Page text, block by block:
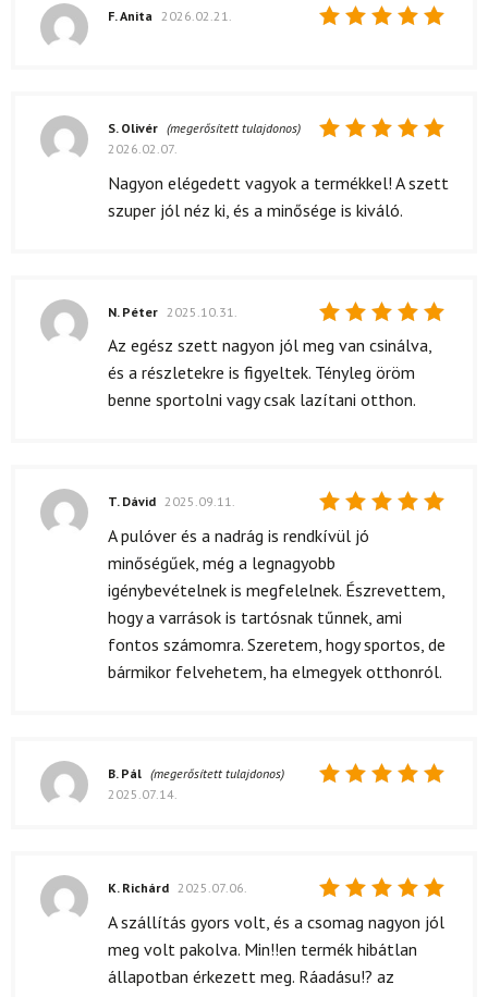
F. Anita 2026.02.21.
5/ 5
S. Olivér (megerősített tulajdonos)
2026.02.07.
Nagyon elégedett vagyok a termékkel! A szett
szuper jól néz ki, és a minősége is kiváló.
Értékelés:
5
N. Péter 2025.10.31.
Az egész szett nagyon jól meg van csinálva,
és a részletekre is figyeltek. Tényleg öröm
benne sportolni vagy csak lazítani otthon.
Értékelés:
/ 5
T. Dávid 2025.09.11.
A pulóver és a nadrág is rendkívül jó
minőségűek, még a legnagyobb
igénybevételnek is megfelelnek. Észrevettem,
hogy a varrások is tartósnak tűnnek, ami
fontos számomra. Szeretem, hogy sportos, de
bármikor felvehetem, ha elmegyek otthonról.
B. Pál (megerősített tulajdonos)
2025.07.14.
Értékelés:
/ 5
K. Richárd 2025.07.06.
A szállítás gyors volt, és a csomag nagyon jól
meg volt pakolva. Min!!en termék hibátlan
állapotban érkezett meg. Ráadásu!? az